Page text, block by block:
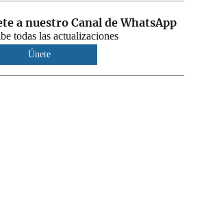
a nuestro Canal de WhatsApp
todas las actualizaciones
Únete